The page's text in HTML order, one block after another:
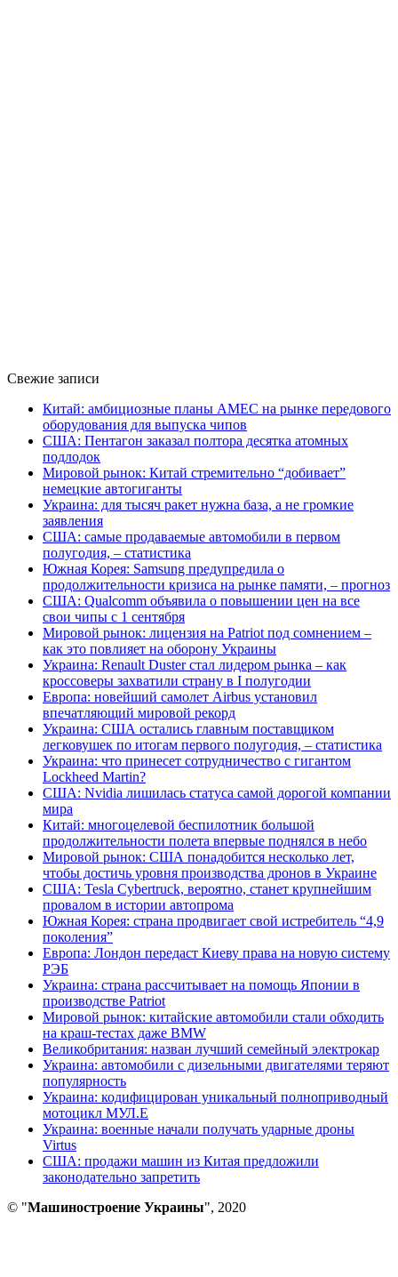
Свежие записи
Китай: амбициозные планы AMEC на рынке передового
оборудования для выпуска чипов
США: Пентагон заказал полтора десятка атомных
подлодок
Мировой рынок: Китай стремительно “добивает”
немецкие автогиганты
Украина: для тысяч ракет нужна база, а не громкие
заявления
США: самые продаваемые автомобили в первом
полугодия, – статистика
Южная Корея: Samsung предупредила о
продолжительности кризиса на рынке памяти, – прогноз
США: Qualcomm объявила о повышении цен на все
свои чипы с 1 сентября
Мировой рынок: лицензия на Patriot под сомнением –
как это повлияет на оборону Украины
Украина: Renault Duster стал лидером рынка – как
кроссоверы захватили страну в I полугодии
Европа: новейший самолет Airbus установил
впечатляющий мировой рекорд
Украина: США остались главным поставщиком
легковушек по итогам первого полугодия, – статистика
Украина: что принесет сотрудничество с гигантом
Lockheed Martin?
США: Nvidia лишилась статуса самой дорогой компании
мира
Китай: многоцелевой беспилотник большой
продолжительности полета впервые поднялся в небо
Мировой рынок: США понадобится несколько лет,
чтобы достичь уровня производства дронов в Украине
США: Tesla Cybertruck, вероятно, станет крупнейшим
провалом в истории автопрома
Южная Корея: страна продвигает свой истребитель “4,9
поколения”
Европа: Лондон передаст Киеву права на новую систему
РЭБ
Украина: страна рассчитывает на помощь Японии в
производстве Patriot
Мировой рынок: китайские автомобили стали обходить
на краш-тестах даже BMW
Великобритания: назван лучший семейный электрокар
Украина: автомобили с дизельными двигателями теряют
популярность
Украина: кодифицирован уникальный полноприводный
мотоцикл МУЛ.Е
Украина: военные начали получать ударные дроны
Virtus
США: продажи машин из Китая предложили
законодательно запретить
© "Машиностроение Украины", 2020